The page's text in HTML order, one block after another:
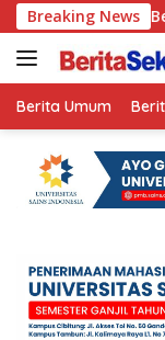
Langsung
ke
konten
Breaking News
Bebas
Berita Umum